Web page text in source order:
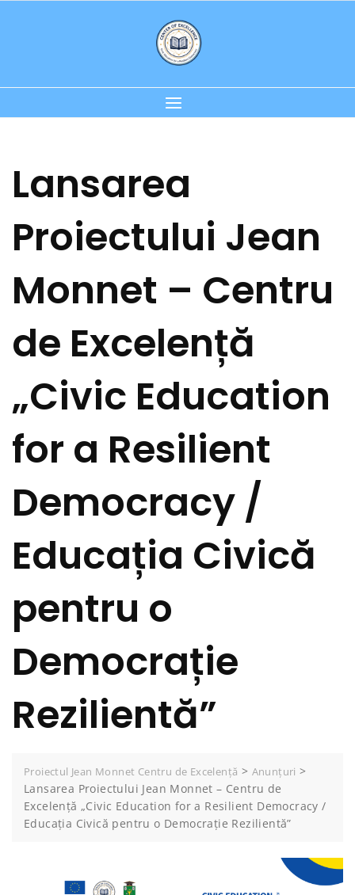
Lansarea
Proiectului Jean
Monnet – Centru
de Excelență
„Civic Education
for a Resilient
Democracy /
Educația Civică
pentru o
Democrație
Rezilientă”
Proiectul Jean Monnet Centru de Excelență > Anunțuri >
Lansarea Proiectului Jean Monnet – Centru de
Excelență „Civic Education for a Resilient Democracy /
Educația Civică pentru o Democrație Rezilientă”